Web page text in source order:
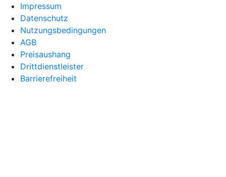
Impressum
Datenschutz
Nutzungsbedingungen
AGB
Preisaushang
Drittdienstleister
Barrierefreiheit